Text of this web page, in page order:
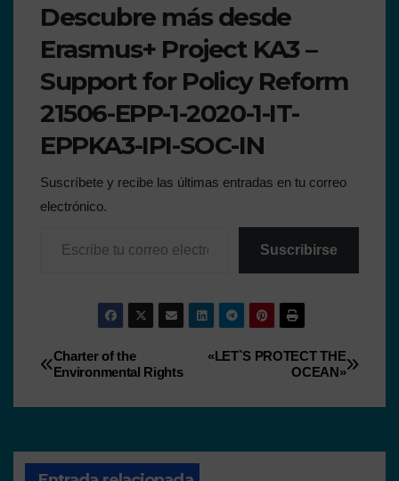
Descubre más desde
Erasmus+ Project KA3 –
Support for Policy Reform
21506-EPP-1-2020-1-IT-
EPPKA3-IPI-SOC-IN
Suscríbete y recibe las últimas entradas en tu correo
electrónico.
Suscribirse
«LET`S PROTECT THE
OCEAN»
Charter of the
Environmental Rights